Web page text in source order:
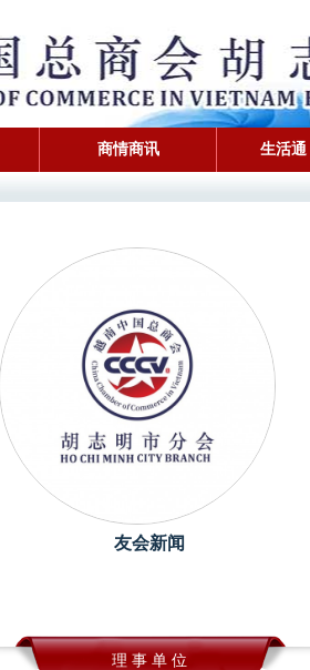
商情商讯 生活通
友会新闻
理 事 单 位